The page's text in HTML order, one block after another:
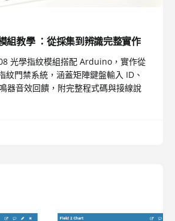
組教學 ：從採集到辨識完整實作
光學指紋模組搭配 Arduino，實作從
紋門禁系統，涵蓋矩陣鍵盤輸入 ID、
器音效回饋，附完整程式碼與接線說